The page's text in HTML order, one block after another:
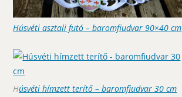
Húsvéti asztali futó – baromfiudvar 90×40 cm
Húsvéti hímzett terítő – baromfiudvar 30 cm